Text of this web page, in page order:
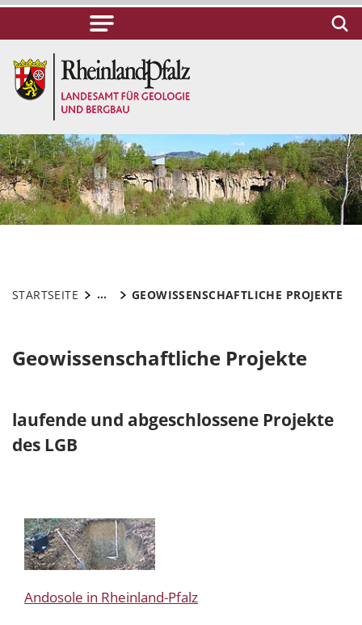
STARTSEITE ... GEOWISSENSCHAFTLICHE PROJEKTE
Geowissenschaftliche Projekte
laufende und abgeschlossene Projekte
des LGB
Andosole in Rheinland-Pfalz